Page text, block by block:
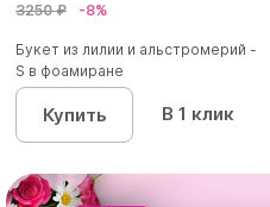
3250 ₽ -8%
Букет из лилии и альстромерий -
S в фоамиране
Купить В 1 клик